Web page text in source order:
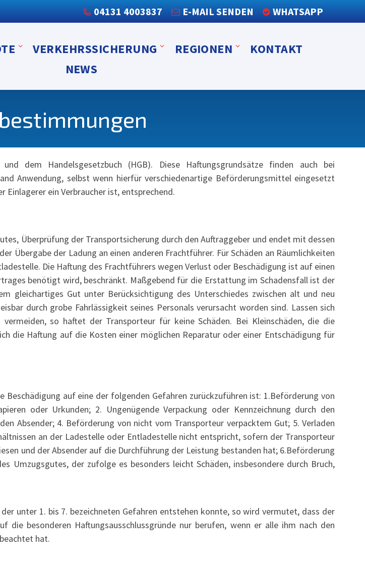
04131 4003837 E-MAIL SENDEN WHATSAPP
VERKEHRSSICHERUNG REGIONEN
KONTAKT
NEWS
dem Handelsgesetzbuch (HGB). Diese Haftungsgrundsätze finden auch bei
Anwendung, selbst wenn hierfür verschiedenartige Beförderungsmittel eingesetzt
ein Verbraucher ist, entsprechend.
Überprüfung der Transportsicherung durch den Auftraggeber und endet mit dessen
Übergabe der Ladung an einen anderen Frachtführer. Für Schäden an Räumlichkeiten
Die Haftung des Frachtführers wegen Verlust oder Beschädigung ist auf einen
benötigt wird, beschränkt. Maßgebend für die Erstattung im Schadensfall ist der
Gut unter Berücksichtigung des Unterschiedes zwischen alt und neu
durch grobe Fahrlässigkeit seines Personals verursacht worden sind. Lassen sich
so haftet der Transporteur für keine Schäden. Bei Kleinschäden, die die
die Haftung auf die Kosten einer möglichen Reparatur oder einer Entschädigung für
auf eine der folgenden Gefahren zurückzuführen ist: 1.Beförderung von
oder Urkunden; 2. Ungenügende Verpackung oder Kennzeichnung durch den
Absender; 4. Beförderung von nicht vom Transporteur verpacktem Gut; 5. Verladen
an der Ladestelle oder Entladestelle nicht entspricht, sofern der Transporteur
und der Absender auf die Durchführung der Leistung bestanden hat; 6.Beförderung
Umzugsgutes, der zufolge es besonders leicht Schäden, insbesondere durch Bruch,
unter 1. bis 7. bezeichneten Gefahren entstehen konnte, so wird vermutet, dass der
besonderen Haftungsausschlussgründe nur berufen, wenn er alle ihm nach den
hat.